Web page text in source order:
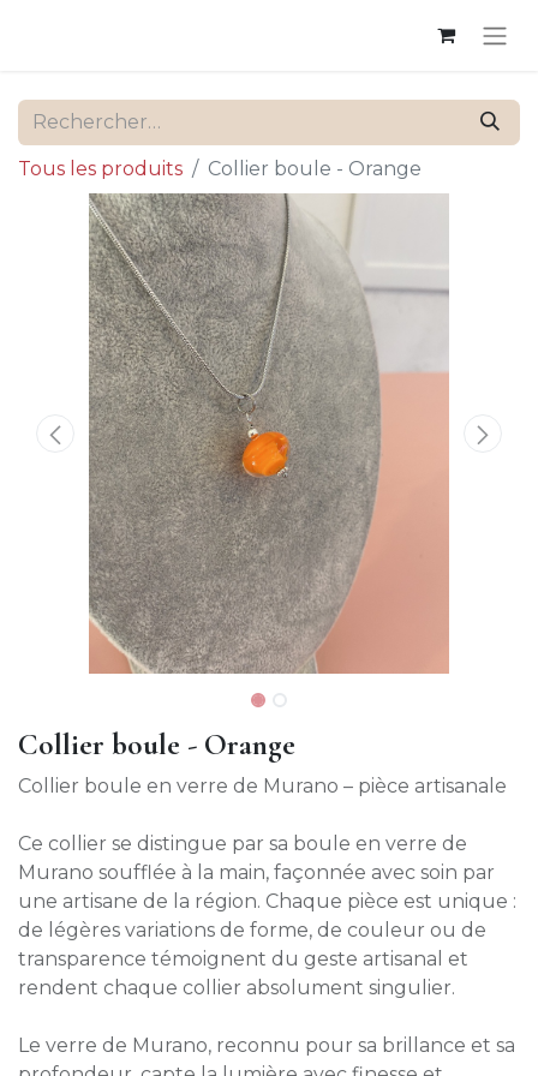
Tous les produits Collier boule - Orange
Collier boule - Orange
Collier boule en verre de Murano – pièce artisanale
Ce collier se distingue par sa boule en verre de
Murano soufflée à la main, façonnée avec soin par
une artisane de la région. Chaque pièce est unique :
de légères variations de forme, de couleur ou de
transparence témoignent du geste artisanal et
rendent chaque collier absolument singulier.
Le verre de Murano, reconnu pour sa brillance et sa